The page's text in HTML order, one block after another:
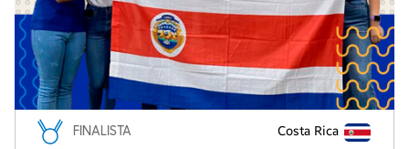
FINALISTA Costa Rica